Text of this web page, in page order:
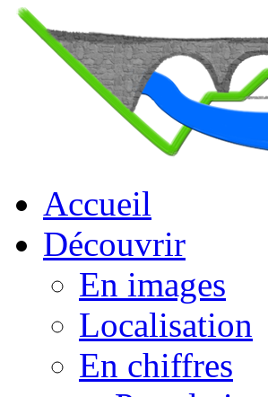
Accueil
Découvrir
En images
Localisation
En chiffres